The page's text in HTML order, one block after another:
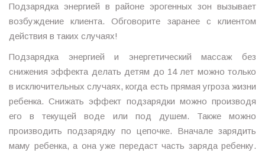
Подзарядка энергией в районе эрогенных зон вызывает
возбуждение клиента. Обговорите заранее с клиентом
действия в таких случаях!
Подзарядка энергией и энергетический массаж без
снижения эффекта делать детям до 14 лет можно только
в исключительных случаях, когда есть прямая угроза жизни
ребенка. Снижать эффект подзарядки можно производя
его в текущей воде или под душем. Также можно
производить подзарядку по цепочке. Вначале зарядить
маму ребенка, а она уже передаст часть заряда ребенку.